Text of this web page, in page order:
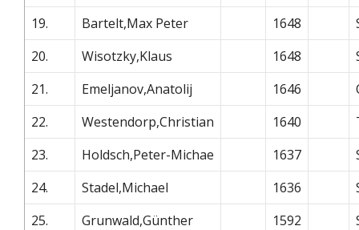
19.
Bartelt,Max Peter 1648
20.
Wisotzky,Klaus 1648
21.
Emeljanov,Anatolij 1646
22.
Westendorp,Christian 1640
23.
Holdsch,Peter-Michae 1637
24.
Stadel,Michael 1636
25.
Grunwald,Günther 1592